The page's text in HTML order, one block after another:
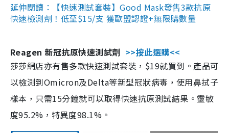
延伸閱讀：【快速測試套裝】Good Mask發售3款抗原
快速檢測劑！低至$15/支 獲歐盟認證+無限購數量
Reagen 新冠抗原快速測試劑 >>按此選購<<
莎莎網店亦有售多款快速測試套裝，$19就買到。產品可
以檢測到Omicron及Delta等新型冠狀病毒，使用鼻拭子
樣本，只需15分鐘就可以取得快速抗原測試結果。靈敏
度95.2%，特異度98.1%。